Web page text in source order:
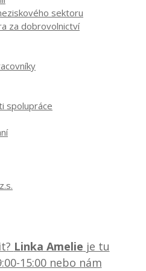
sektoru
za dobrovolnictví
spolupráce
Linka Amelie je tu
15:00 nebo nám